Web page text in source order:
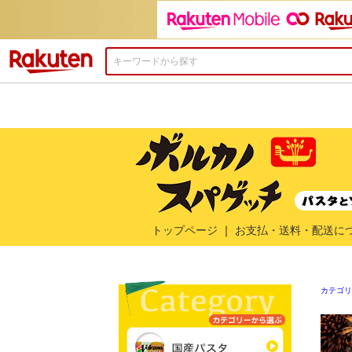
トップページ ｜ お支払・送料・配送に
カテゴ